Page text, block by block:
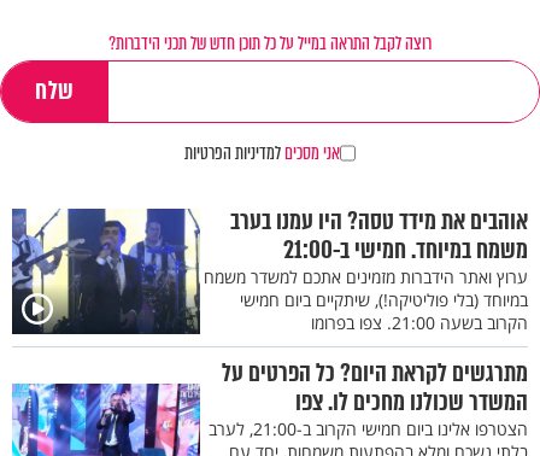
רוצה לקבל התראה במייל על כל תוכן חדש של תכני הידברות?
אני מסכיםלמדיניות הפרטיות
אוהבים את מידד טסה? היו עמנו בערב
משמח במיוחד. חמישי ב-21:00
ערוץ ואתר הידברות מזמינים אתכם למשדר משמח
במיוחד (בלי פוליטיקה!), שיתקיים ביום חמישי
הקרוב בשעה 21:00. צפו בפרומו
מתרגשים לקראת היום? כל הפרטים על
המשדר שכולנו מחכים לו. צפו
הצטרפו אלינו ביום חמישי הקרוב ב-21:00, לערב